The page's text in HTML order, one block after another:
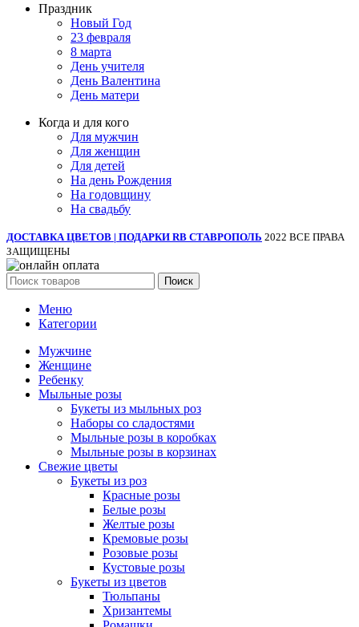
Праздник
Новый Год
23 февраля
8 марта
День учителя
День Валентина
День матери
Когда и для кого
Для мужчин
Для женщин
Для детей
На день Рождения
На годовщину
На свадьбу
ДОСТАВКА ЦВЕТОВ | ПОДАРКИ RB СТАВРОПОЛЬ 2022 ВСЕ ПРАВА
ЗАЩИЩЕНЫ
Поиск
Меню
Категории
Мужчине
Женщине
Ребенку
Мыльные розы
Букеты из мыльных роз
Наборы со сладостями
Мыльные розы в коробках
Мыльные розы в корзинах
Свежие цветы
Букеты из роз
Красные розы
Белые розы
Желтые розы
Кремовые розы
Розовые розы
Кустовые розы
Букеты из цветов
Тюльпаны
Хризантемы